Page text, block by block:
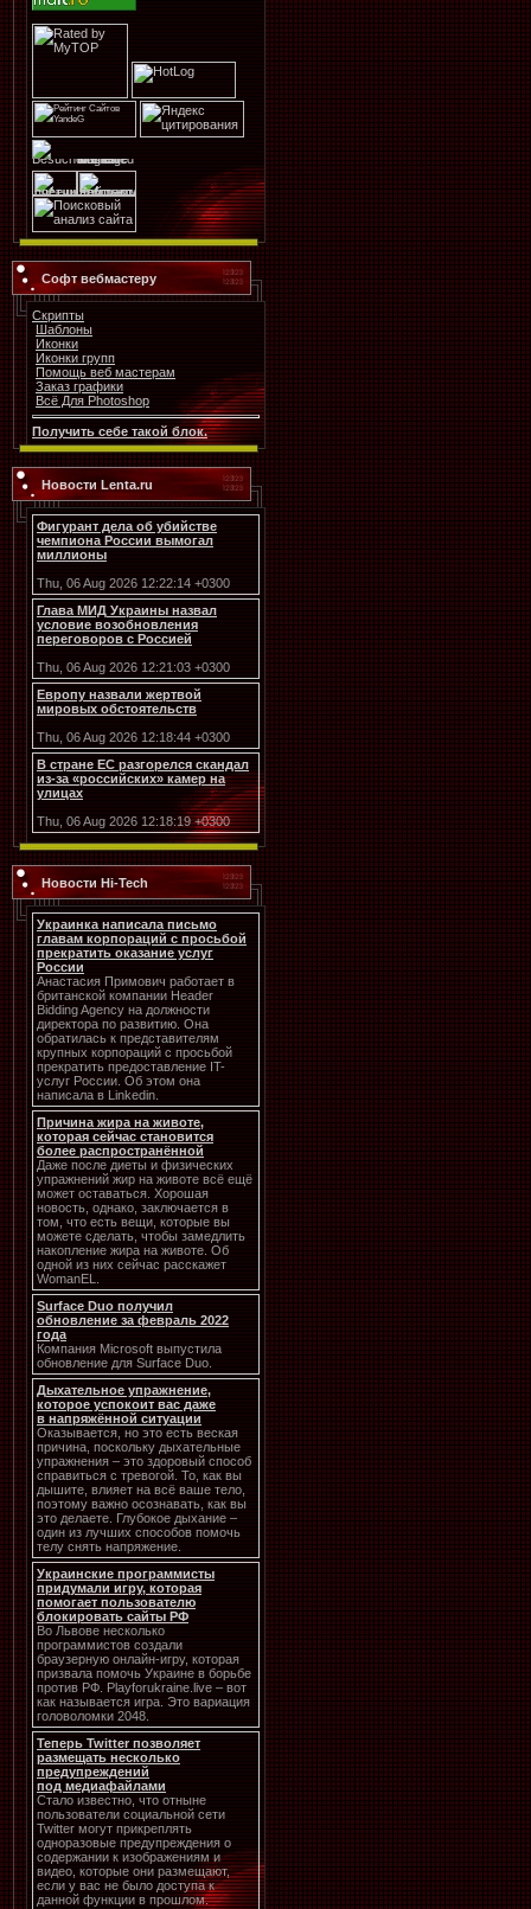
Софт вебмастеру
Скрипты
Шаблоны
Иконки
Иконки групп
Помощь веб мастерам
Заказ графики
Всё Для Photoshop
Получить себе такой блок.
Новости Lenta.ru
Фигурант дела об убийстве
чемпиона России вымогал
миллионы
Thu, 06 Aug 2026 12:22:14 +0300
Глава МИД Украины назвал
условие возобновления
переговоров с Россией
Thu, 06 Aug 2026 12:21:03 +0300
Европу назвали жертвой
мировых обстоятельств
Thu, 06 Aug 2026 12:18:44 +0300
В стране ЕС разгорелся скандал
из-за «российских» камер на
улицах
Thu, 06 Aug 2026 12:18:19 +0300
Новости Hi-Tech
Украинка написала письмо
главам корпораций с просьбой
прекратить оказание услуг
России
Анастасия Примович работает в
британской компании Header
Bidding Agency на должности
директора по развитию. Она
обратилась к представителям
крупных корпораций с просьбой
прекратить предоставление IT-
услуг России. Об этом она
написала в Linkedin.
Причина жира на животе,
которая сейчас становится
более распространённой
Даже после диеты и физических
упражнений жир на животе всё ещё
может оставаться. Хорошая
новость, однако, заключается в
том, что есть вещи, которые вы
можете сделать, чтобы замедлить
накопление жира на животе. Об
одной из них сейчас расскажет
WomanEL.
Surface Duo получил
обновление за февраль 2022
года
Компания Microsoft выпустила
обновление для Surface Duo.
Дыхательное упражнение,
которое успокоит вас даже
в напряжённой ситуации
Оказывается, но это есть веская
причина, поскольку дыхательные
упражнения – это здоровый способ
справиться с тревогой. То, как вы
дышите, влияет на всё ваше тело,
поэтому важно осознавать, как вы
это делаете. Глубокое дыхание –
один из лучших способов помочь
телу снять напряжение.
Украинские программисты
придумали игру, которая
помогает пользователю
блокировать сайты РФ
Во Львове несколько
программистов создали
браузерную онлайн-игру, которая
призвала помочь Украине в борьбе
против РФ. Playforukraine.live – вот
как называется игра. Это вариация
головоломки 2048.
Теперь Twitter позволяет
размещать несколько
предупреждений
под медиафайлами
Стало известно, что отныне
пользователи социальной сети
Twitter могут прикреплять
одноразовые предупреждения о
содержании к изображениям и
видео, которые они размещают,
если у вас не было доступа к
данной функции в прошлом.